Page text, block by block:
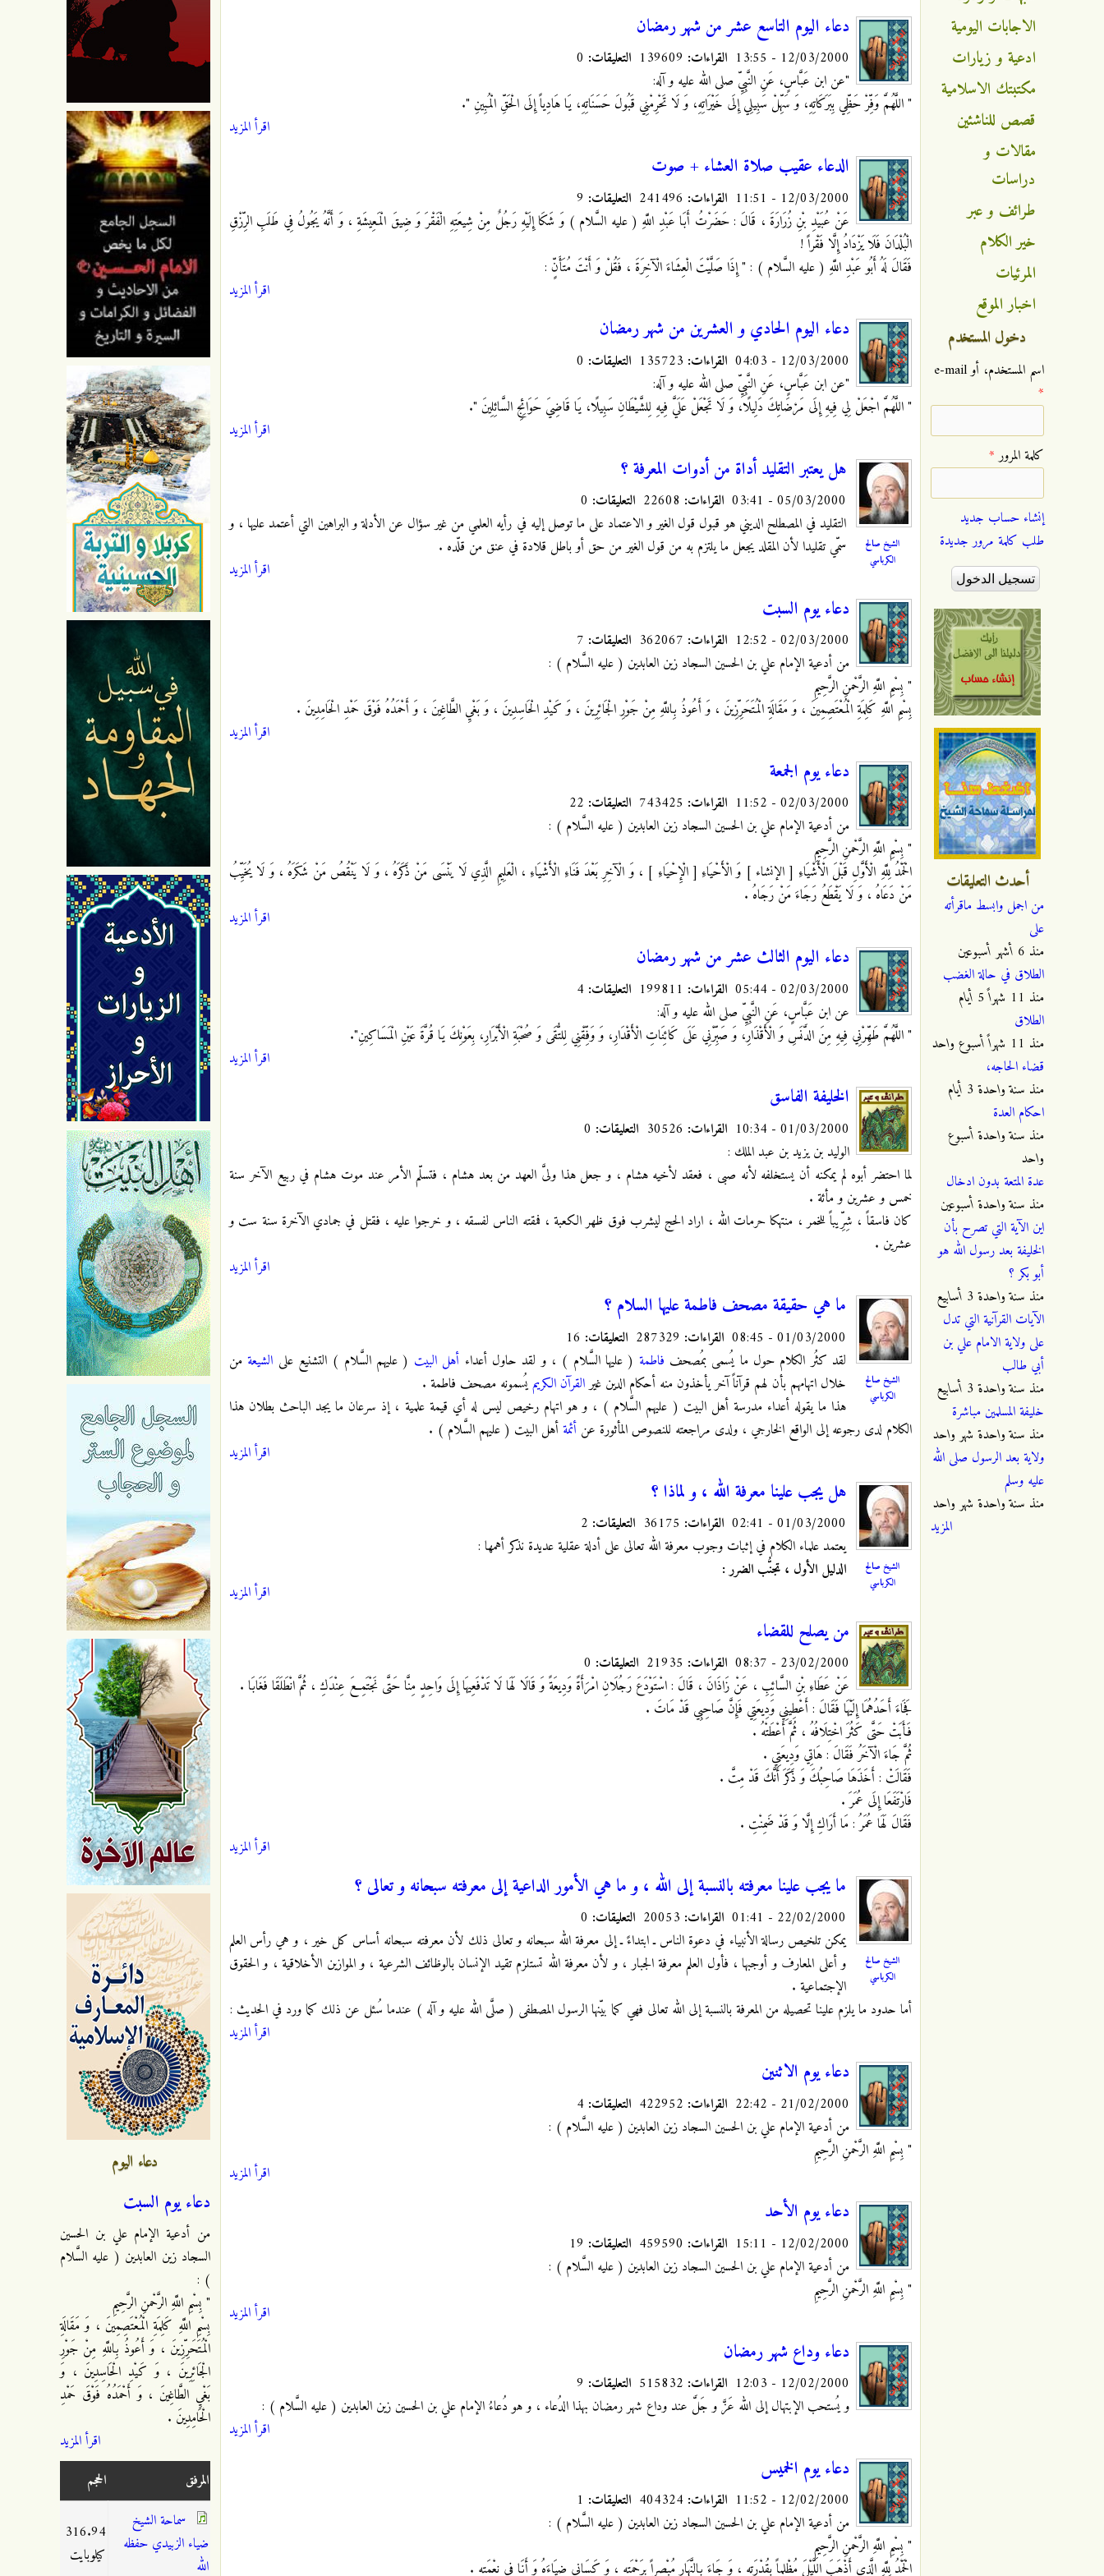
دعاء اليوم التاسع عشر من شهر رمضان
12/03/2000 - 13:55 القراءات: التعليقات:
"عن ابن عَبَّاسٍ، عَنِ النَّبِيِّ صلى الله عليه و آله:
" اللَّهُمَّ وَفِّرْ حَظِّي بِبَرَكَاتِهِ، وَ سَهِّلْ سَبِيلِي إِلَى خَيْرَاتِهِ، وَ لَا تَحْرِمْنِي قَبُولَ حَسَنَاتِهِ، يَا هَادِياً إِلَى الْحَقِّ الْمُبِينِ ".
اقرأ المزيد
الدعاء عقيب صلاة العشاء + صوت
12/03/2000 - 11:51 القراءات: التعليقات:
عَنْ عُبَيْدِ بْنِ زُرَارَةَ ، قَالَ : حَضَرْتُ أَبَا عَبْدِ اللَّهِ ( عليه السَّلام ) وَ شَكَا إِلَيْهِ رَجُلٌ مِنْ شِيعَتِهِ الْفَقْرَ وَ ضِيقَ الْمَعِيشَةِ ، وَ أَنَّهُ يَجُولُ فِي طَلَبِ الرِّزْقِ
الْبُلْدَانَ فَلَا يَزْدَادُ إِلَّا فَقْراً !
فَقَالَ لَهُ أَبُو عَبْدِ اللَّهِ ( عليه السَّلام ) : " إِذَا صَلَّيْتَ الْعِشَاءَ الْآخِرَةَ ، فَقُلْ وَ أَنْتَ مُتَأَنٍّ :
اقرأ المزيد
دعاء اليوم الحادي و العشرين من شهر رمضان
12/03/2000 - 04:03 القراءات: التعليقات:
"عن ابن عَبَّاسٍ، عَنِ النَّبِيِّ صلى الله عليه و آله:
" اللَّهُمَّ اجْعَلْ لِي فِيهِ إِلَى مَرْضَاتِكَ دَلِيلًا، وَ لَا تَجْعَلْ عَلَيَّ فِيهِ لِلشَّيْطَانِ سَبِيلًا، يَا قَاضِيَ حَوَائِجِ السَّائِلِينَ ".
اقرأ المزيد
الشيخ صالح
الكرباسي
هل يعتبر التقليد أداة من أدوات المعرفة ؟
05/03/2000 - 03:41 القراءات: التعليقات:
التقليد في المصطلح الديني هو قبول قول الغير و الاعتماد على ما توصل إليه في رأيه العلمي من غير سؤال عن الأدلة و البراهين التي أعتمد عليها ، و
سمّي تقليدا لأن المقلد يجعل ما يلتزم به من قول الغير من حق أو باطل قلادة في عنق من قلّده .
اقرأ المزيد
دعاء يوم السبت
02/03/2000 - 12:52 القراءات: التعليقات:
من أدعية الإمام علي بن الحسين السجاد زين العابدين ( عليه السَّلام ) :
" بِسْمِ اللَّهِ الرَّحْمنِ الرَّحِيمِ
بِسْمِ اللَّهِ كَلِمَةِ الْمُعْتَصِمِينَ ، وَ مَقَالَةِ الْمُتَحَرِّزِينَ ، وَ أَعُوذُ بِاللَّهِ مِنْ جَوْرِ الْجَائِرِينَ ، وَ كَيْدِ الْحَاسِدِينَ ، وَ بَغْيِ الطَّاغِينَ ، وَ أَحْمَدُهُ فَوْقَ حَمْدِ الْحَامِدِينَ .
اقرأ المزيد
دعاء يوم الجمعة
02/03/2000 - 11:52 القراءات: التعليقات:
من أدعية الإمام علي بن الحسين السجاد زين العابدين ( عليه السَّلام ) :
" بِسْمِ اللَّهِ الرَّحْمنِ الرَّحِيمِ
الْحَمْدُ لِلَّهِ الْأَوَّلِ قَبْلَ الْأَشْيَاءِ [ الإنشاء ] وَ الْأَحْيَاءِ [ الْإِحْيَاءِ ] ، وَ الْآخِرِ بَعْدَ فَنَاءِ الْأَشْيَاءِ ، الْعَلِيمِ الَّذِي لَا يَنْسَى مَنْ ذَكَرَهُ ، وَ لَا يَنْقُصُ مَنْ شَكَرَهُ ، وَ لَا يُخَيِّبُ
مَنْ دَعَاهُ ، وَ لَا يَقْطَعُ رَجَاءَ مَنْ رَجَاهُ .
اقرأ المزيد
دعاء اليوم الثالث عشر من شهر رمضان
02/03/2000 - 05:44 القراءات: التعليقات:
عن ابن عَبَّاسٍ، عَنِ النَّبِيِّ صلى الله عليه و آله:
" اللَّهُمَّ طَهِّرْنِي فِيهِ مِنَ الدَّنَسِ وَ الْأَقْذَارِ، وَ صَبِّرْنِي عَلَى كَائِنَاتِ الْأَقْدَارِ، وَ وَفِّقْنِي لِلتُّقَى وَ صُحْبَةِ الْأَبْرَارِ، بِعَوْنِكَ يَا قُرَّةَ عَيْنِ الْمَسَاكِينِ".
اقرأ المزيد
الخليفة الفاسق
01/03/2000 - 10:34 القراءات: التعليقات:
الوليد بن يزيد بن عبد الملك :
لما احتضر أبوه لم يمكنه أن يستخلفه لأنه صبى ، فعقد لأخيه هشام ، و جعل هذا ولىَّ العهد من بعد هشام ، فتسلّم الأمر عند موت هشام في ربيع الآخر سنة
خمس و عشرين و مأئة .
كان فاسقاً ، شِرِّيباً للخمر ، منتهكا حرمات الله ، اراد الحج ليشرب فوق ظهر الكعبة ، فمقته الناس لفسقه ، و خرجوا عليه ، فقتل في جمادي الآخرة سنة ست و
عشرين .
اقرأ المزيد
الشيخ صالح
الكرباسي
ما هي حقيقة مصحف فاطمة عليها السلام ؟
01/03/2000 - 08:45 القراءات: التعليقات:
لقد كثُر الكلام حول ما يُسمى بمُصحف فاطمة ( عليها السَّلام ) ، و لقد حاول أعداء أهل البيت ( عليهم السَّلام ) التشنيع على الشيعةمن
خلال اتهامهم بأن لهم قرآناً آخر يأخذون منه أحكام الدين غيرالقرآن الكريميُسمونه مصحف فاطمة .
هذا ما يقوله أعداء مدرسة أهل البيت ( عليهم السَّلام ) ، و هو اتهام رخيص ليس له أي قيمة علمية ، إذ سرعان ما يجد الباحث بطلان هذا
الكلام لدى رجوعه إلى الواقع الخارجي ، ولدى مراجعته للنصوص المأثورة عن أئمةأهل البيت ( عليهم السَّلام ) .
اقرأ المزيد
الشيخ صالح
الكرباسي
هل يجب علينا معرفة الله ، و لماذا ؟
01/03/2000 - 02:41 القراءات: التعليقات:
يعتمد علماء الكلام في إثبات وجوب معرفة الله تعالى على أدلة عقلية عديدة نذكر أهمها :
الدليل الأول ، تجنُّب الضرر :
اقرأ المزيد
من يصلح للقضاء
23/02/2000 - 08:37 القراءات: التعليقات:
عَنْ عَطَاءِ بْنِ السَّائِبِ ، عَنْ زَاذَانَ ، قَالَ : اسْتَوْدَعَ رَجُلَانِ امْرَأَةً وَدِيعَةً وَ قَالَا لَهَا لَا تَدْفَعِيهَا إِلَى وَاحِدٍ مِنَّا حَتَّى نَجْتَمِعَ عِنْدَكِ ، ثُمَّ انْطَلَقَا فَغَابَا .
فَجَاءَ أَحَدُهُمَا إِلَيْهَا فَقَالَ : أَعْطِينِي وَدِيعَتِي فَإِنَّ صَاحِبِي قَدْ مَاتَ .
فَأَبَتْ حَتَّى كَثُرَ اخْتِلَافُهُ ، ثُمَّ أَعْطَتْهُ .
ثُمَّ جَاءَ الْآخَرُ فَقَالَ : هَاتِي وَدِيعَتِي .
فَقَالَتْ : أَخَذَهَا صَاحِبُكَ وَ ذَكَرَ أَنَّكَ قَدْ مِتَّ .
فَارْتَفَعَا إِلَى عُمَرَ .
فَقَالَ لَهَا عُمَرُ : مَا أَرَاكِ إِلَّا وَ قَدْ ضَمِنْتِ .
اقرأ المزيد
الشيخ صالح
الكرباسي
ما يجب علينا معرفته بالنسبة إلى الله ، و ما هي الأمور الداعية إلى معرفته سبحانه و تعالى ؟
22/02/2000 - 01:41 القراءات: التعليقات:
يمكن تلخيص رسالة الأنبياء في دعوة الناس ـ ابتداءً ـ إلى معرفة الله سبحانه و تعالى ذلك لأن معرفته سبحانه أساس كل خير ، و هي رأس العلم
و أعلى المعارف و أوجبها ، فأول العلم معرفة الجبار ، و لأن معرفة الله تستلزم تقيد الإنسان بالوظائف الشرعية ، و الموازين الأخلاقية ، و الحقوق
الإجتماعية .
أما حدود ما يلزم علينا تحصيله من المعرفة بالنسبة إلى الله تعالى فهي كما بيّنها الرسول المصطفى ( صلَّى الله عليه و آله ) عندما سُئل عن ذلك كما ورد في الحديث :
اقرأ المزيد
دعاء يوم الاثنين
21/02/2000 - 22:42 القراءات: التعليقات:
من أدعية الإمام علي بن الحسين السجاد زين العابدين ( عليه السَّلام ) :
" بِسْمِ اللَّهِ الرَّحْمنِ الرَّحِيمِ
اقرأ المزيد
دعاء يوم الأحد
12/02/2000 - 15:11 القراءات: التعليقات:
من أدعية الإمام علي بن الحسين السجاد زين العابدين ( عليه السَّلام ) :
" بِسْمِ اللَّهِ الرَّحْمنِ الرَّحِيمِ
اقرأ المزيد
دعاء وداع شهر رمضان
12/02/2000 - 12:03 القراءات: التعليقات:
و يُستحب الإبتهال إلى الله عَزَّ و جَلَّ عند وداع شهر رمضان بهذا الدُعاء ، و هو دُعاءُ الإمام علي بن الحسين زين العابدين ( عليه السَّلام ) :
اقرأ المزيد
دعاء يوم الخميس
12/02/2000 - 11:52 القراءات: التعليقات:
من أدعية الإمام علي بن الحسين السجاد زين العابدين ( عليه السَّلام ) :
" بِسْمِ اللَّهِ الرَّحْمنِ الرَّحِيمِ
الْحَمْدُ لِلَّهِ الَّذِي أَذْهَبَ اللَّيْلَ مُظْلِماً بِقُدْرَتِهِ ، وَ جَاءَ بِالنَّهَارِ مُبْصِراً بِرَحْمَتِهِ ، وَ كَسَانِي ضِيَاءَهُ وَ أَنَا فِي نِعْمَتِهِ .
دعاء اليوم
دعاء يوم السبت
من أدعية الإمام علي بن الحسين
السجاد زين العابدين ( عليه السَّلام
) :
" بِسْمِ اللَّهِ الرَّحْمنِ الرَّحِيمِ
بِسْمِ اللَّهِ كَلِمَةِ الْمُعْتَصِمِينَ ، وَ مَقَالَةِ
الْمُتَحَرِّزِينَ ، وَ أَعُوذُ بِاللَّهِ مِنْ جَوْرِ
الْجَائِرِينَ ، وَ كَيْدِ الْحَاسِدِينَ ، وَ
بَغْيِ الطَّاغِينَ ، وَ أَحْمَدُهُ فَوْقَ حَمْدِ
الْحَامِدِينَ .
اقرأ المزيد
المرفق
الحجم
سماحة الشيخ
ضياء الزبيدي حفظه
الله
316.94
كيلوبايت
الاجابات اليومية
ادعية و زيارات
مكتبتك الاسلامية
قصص للناشئين
مقالات و
دراسات
طرائف و عبر
خير الكلام
المرئيات
اخبار الموقع
دخول المستخدم
‏اسم المستخدم، أو e-mail
*
‏كلمة المرور ‏*
إنشاء حساب جديد
طلب كلمة مرور جديدة
أحدث التعليقات
من اجمل وابسط ماقرأته
على
منذ 6 أشهر أسبوعين
الطلاق في حالة الغضب
منذ 11 شهراً 5 أيام
الطلاق
منذ 11 شهراً أسبوع واحد
قضاء الحاجه،
منذ سنة واحدة 3 أيام
احكام العدة
منذ سنة واحدة أسبوع
واحد
عدة المتعة بدون ادخال
منذ سنة واحدة أسبوعين
اين الآية التي تصرح بأن
الخليفة بعد رسول الله هو
أبو بكر ؟
منذ سنة واحدة 3 أسابيع
الآيات القرآنية التي تدل
على ولاية الامام علي بن
أبي طالب
منذ سنة واحدة 3 أسابيع
خليفة المسلمين مباشرة
منذ سنة واحدة شهر واحد
ولاية بعد الرسول صلى الله
عليه وسلم
منذ سنة واحدة شهر واحد
المزيد